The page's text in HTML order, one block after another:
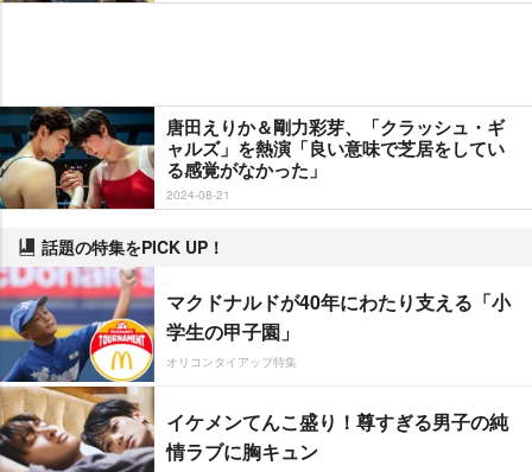
唐田えりか＆剛力彩芽、「クラッシュ・ギ
ャルズ」を熱演「良い意味で芝居をしてい
る感覚がなかった」
2024-08-21
話題の特集をPICK UP！
マクドナルドが40年にわたり支える「小
学生の甲子園」
オリコンタイアップ特集
イケメンてんこ盛り！尊すぎる男子の純
情ラブに胸キュン